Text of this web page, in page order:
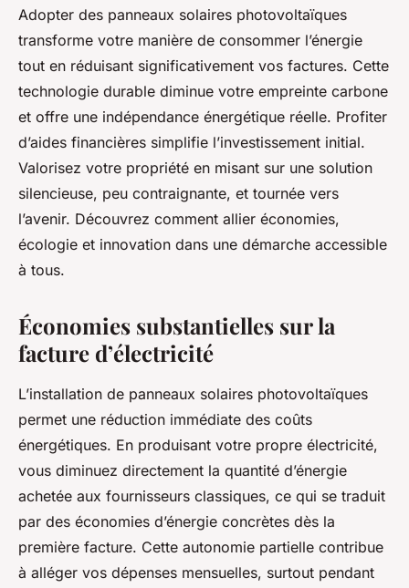
10 raisons d'adopter les
panneaux solaires
photovoltaïques
Timéo•6 octobre 2025•13 min de lecture
Adopter des panneaux solaires photovoltaïques
transforme votre manière de consommer l’énergie
tout en réduisant significativement vos factures. Cette
technologie durable diminue votre empreinte carbone
et offre une indépendance énergétique réelle. Profiter
d’aides financières simplifie l’investissement initial.
Valorisez votre propriété en misant sur une solution
silencieuse, peu contraignante, et tournée vers
l’avenir. Découvrez comment allier économies,
écologie et innovation dans une démarche accessible
à tous.
Économies substantielles sur la
facture d’électricité
L’installation de panneaux solaires photovoltaïques
permet une réduction immédiate des coûts
énergétiques. En produisant votre propre électricité,
vous diminuez directement la quantité d’énergie
achetée aux fournisseurs classiques, ce qui se traduit
par des économies d’énergie concrètes dès la
première facture. Cette autonomie partielle contribue
à alléger vos dépenses mensuelles, surtout pendant